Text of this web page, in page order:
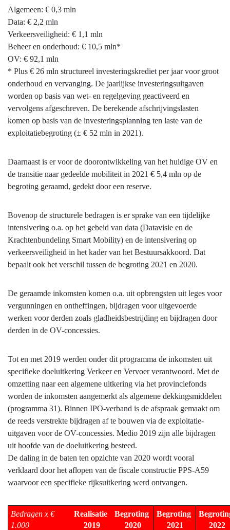
Basisinfrastructuur
mobiliteit
Wat
mag
kosten?
Algemeen: € 0,3 mln
Data: € 2,2 mln
Verkeersveiligheid: € 1,1 mln
Beheer en onderhoud: € 10,5 mln*
OV: € 92,1 mln
* Plus € 26 mln structureel investeringskrediet per jaar voor groot
onderhoud en vervanging. De jaarlijkse investeringsuitgaven
worden op basis van wet- en regelgeving geactiveerd en
vervolgens afgeschreven. De berekende afschrijvingslasten
komen op basis van de investeringsplanning ten laste van de
exploitatiebegroting (± € 52 mln in 2021).
Daarnaast is er voor de doorontwikkeling van het huidige OV en
de transitie naar gedeelde mobiliteit in 2021 € 5,4 mln op de
begroting geraamd, gedekt door een reserve.
Bovenop de structurele bedragen is er sprake van een tijdelijke
intensivering o.a. op het gebeid van data (Datavisie en de
Krachtenbundeling Smart Mobility) en de intensivering op
verkeersveiligheid in het kader van het Bestuursakkoord. Dat
bepaalt ook het verschil tussen de begroting 2021 en 2020.
De geraamde inkomsten komen o.a. uit opbrengsten uit leges voor
vergunningen en ontheffingen, bijdragen voor uitgevoerde
werken voor derden zoals gladheidsbestrijding en bijdragen door
derden in de OV-concessies.
Tot en met 2019 werden onder dit programma de inkomsten uit
specifieke doeluitkering Verkeer en Vervoer verantwoord. Met de
omzetting naar een algemene uitkering via het provinciefonds
worden de inkomsten aangemerkt als algemene dekkingsmiddelen
(programma 31). Binnen IPO-verband is de afspraak gemaakt om
de reeds verstrekte bijdragen af te bouwen via de exploitatie-
uitgaven voor de OV-concessies. Medio 2019 zijn alle bijdragen
uit hoofde van de doeluitkering besteed.
De daling in de baten ten opzichte van 2020 wordt vooral
verklaard door het aflopen van de fiscale constructie PPS-A59
waarvoor een specifieke rijksuitkering werd ontvangen.
Bedragen x €
1.000
Realisatie
2019
Begroting
2020
Begroting
2021
2022